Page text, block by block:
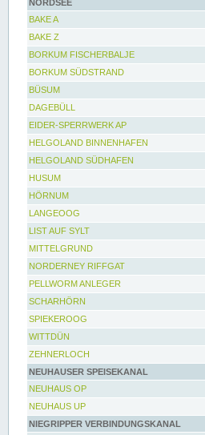
NORDSEE
BAKE A
BAKE Z
BORKUM FISCHERBALJE
BORKUM SÜDSTRAND
BÜSUM
DAGEBÜLL
EIDER-SPERRWERK AP
HELGOLAND BINNENHAFEN
HELGOLAND SÜDHAFEN
HUSUM
HÖRNUM
LANGEOOG
LIST AUF SYLT
MITTELGRUND
NORDERNEY RIFFGAT
PELLWORM ANLEGER
SCHARHÖRN
SPIEKEROOG
WITTDÜN
ZEHNERLOCH
NEUHAUSER SPEISEKANAL
NEUHAUS OP
NEUHAUS UP
NIEGRIPPER VERBINDUNGSKANAL